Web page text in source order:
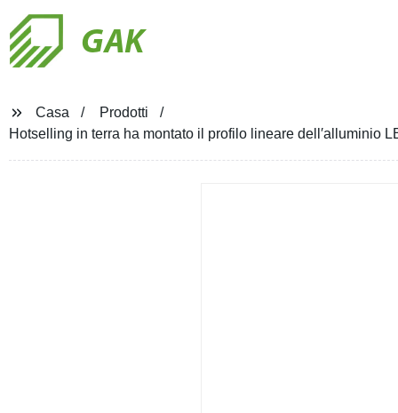
GAK
Casa
Prodotti
Hotselling in terra ha montato il profilo lineare dell′alluminio